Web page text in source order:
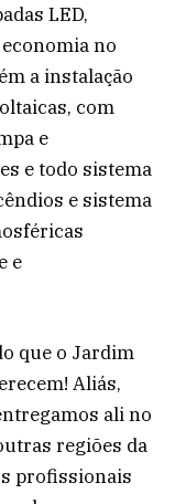
LED,
no
a instalação
com
e
e todo sistema
e sistema
e
que o Jardim
Aliás,
ali no
regiões da
profissionais